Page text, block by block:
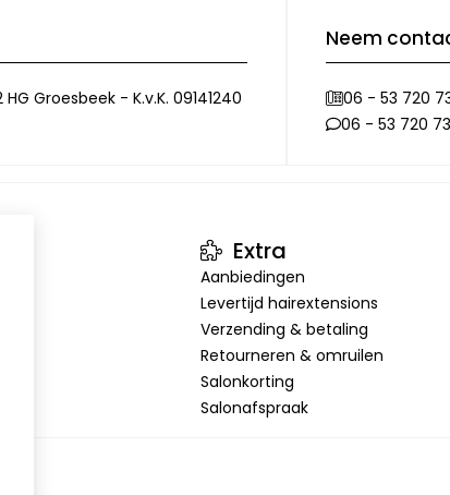
Groesbeek - K.v.K. 09141240
Neem
06 - 53 720
06 - 53 720
Extra
Aanbiedingen
Levertijd hairextensions
Verzending & betaling
Retourneren & omruilen
Salonkorting
Salonafspraak